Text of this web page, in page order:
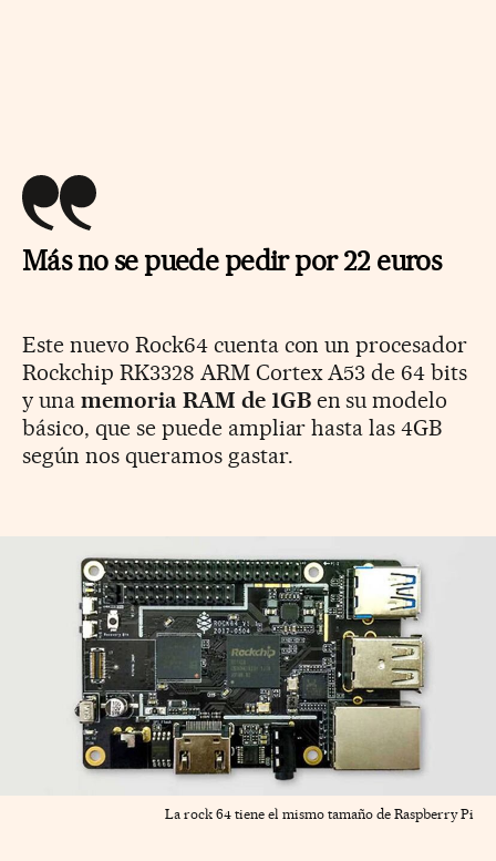
Más no se puede pedir por 22 euros
Este nuevo Rock64 cuenta con un procesador
Rockchip RK3328 ARM Cortex A53 de 64 bits
y una memoria RAM de 1GBen su modelo
básico, que se puede ampliar hasta las 4GB
según nos queramos gastar.
La rock 64 tiene el mismo tamaño de Raspberry Pi